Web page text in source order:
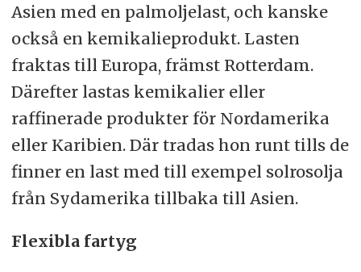
Asien med en palmoljelast, och kanske
också en kemikalieprodukt. Lasten
fraktas till Europa, främst Rotterdam.
Därefter lastas kemikalier eller
raffinerade produkter för Nordamerika
eller Karibien. Där tradas hon runt tills de
finner en last med till exempel solrosolja
från Sydamerika tillbaka till Asien.
Flexibla fartyg